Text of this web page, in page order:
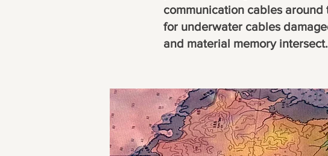
communication cables
for underwater cables
and material memory intersect.